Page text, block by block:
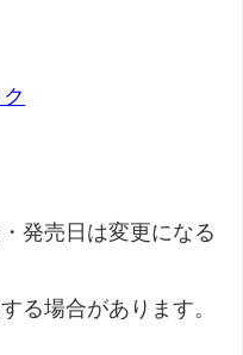
発売日は変更になる
る場合があります。